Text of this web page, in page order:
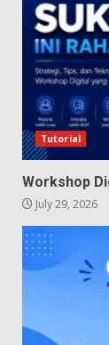
Tutorial
Workshop
July 29, 2026